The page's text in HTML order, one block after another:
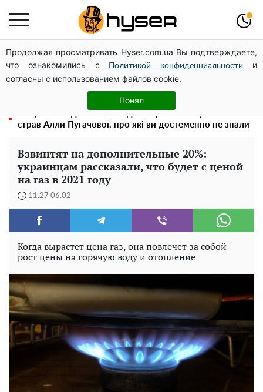
Продолжая просматривать Hyser.com.ua Вы подтверждаете,
что ознакомились с
Политикой конфиденциальности
и
согласны с использованием файлов cookie.
Понял
Олена Тополя злив відео – це далеко не все: фронтмен
"Антитіла" Тарас Тополя став наступним
Повністю гола Анна Трінчер блиснула "принадами":
таких розмірів ви ще не бачили
страв Алли Пугачової, про які ви достеменно не знали
Взвинтят на дополнительные 20%:
украинцам рассказали, что будет с ценой
на газ в 2021 году
11:27 06.02
Когда вырастет цена газ, она повлечет за собой
рост цены на горячую воду и отопление